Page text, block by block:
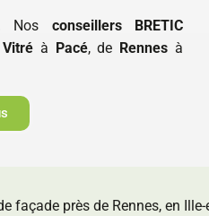
Nos conseillers BRETIC
Vitréà Pacé, de Rennes à
façade près de Rennes, en